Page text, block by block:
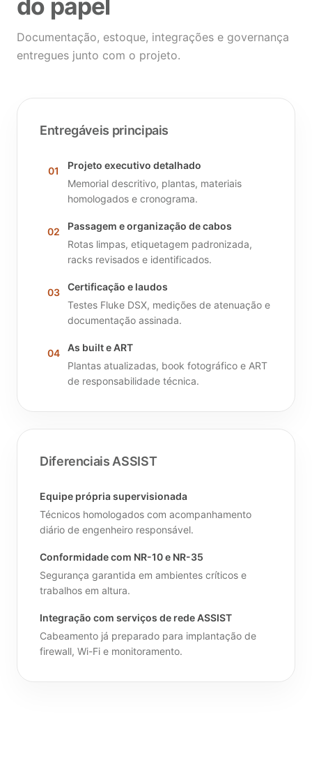
do papel
Documentação, estoque, integrações e governança
entregues junto com o projeto.
Entregáveis principais
01
Projeto executivo detalhado
Memorial descritivo, plantas, materiais
homologados e cronograma.
02
Passagem e organização de cabos
Rotas limpas, etiquetagem padronizada,
racks revisados e identificados.
03
Certificação e laudos
Testes Fluke DSX, medições de atenuação e
documentação assinada.
04
As built e ART
Plantas atualizadas, book fotográfico e ART
de responsabilidade técnica.
Diferenciais ASSIST
Equipe própria supervisionada
Técnicos homologados com acompanhamento
diário de engenheiro responsável.
Conformidade com NR-10 e NR-35
Segurança garantida em ambientes críticos e
trabalhos em altura.
Integração com serviços de rede ASSIST
Cabeamento já preparado para implantação de
firewall, Wi-Fi e monitoramento.